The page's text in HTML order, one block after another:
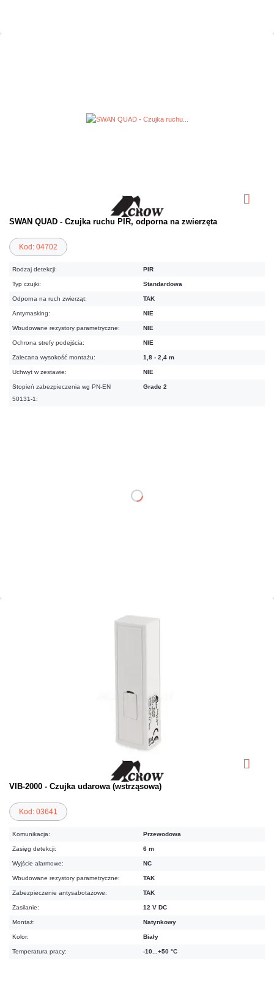
SWAN QUAD - Czujka ruchu PIR, odporna na zwierzęta
Kod: 04702
Rodzaj detekcji: PIR
Typ czujki: Standardowa
Odporna na ruch zwierząt: TAK
Antymasking: NIE
Wbudowane rezystory parametryczne: NIE
Ochrona strefy podejścia: NIE
Zalecana wysokość montażu: 1,8 - 2,4 m
Uchwyt w zestawie: NIE
Stopień zabezpieczenia wg PN-EN
50131-1:
Grade 2
DO KOSZYKA
VIB-2000 - Czujka udarowa (wstrząsowa)
Kod: 03641
Komunikacja: Przewodowa
Zasięg detekcji: 6 m
Wyjście alarmowe: NC
Wbudowane rezystory parametryczne: TAK
Zabezpieczenie antysabotażowe: TAK
Zasilanie: 12 V DC
Montaż: Natynkowy
Kolor: Biały
Temperatura pracy: -10...+50 °C